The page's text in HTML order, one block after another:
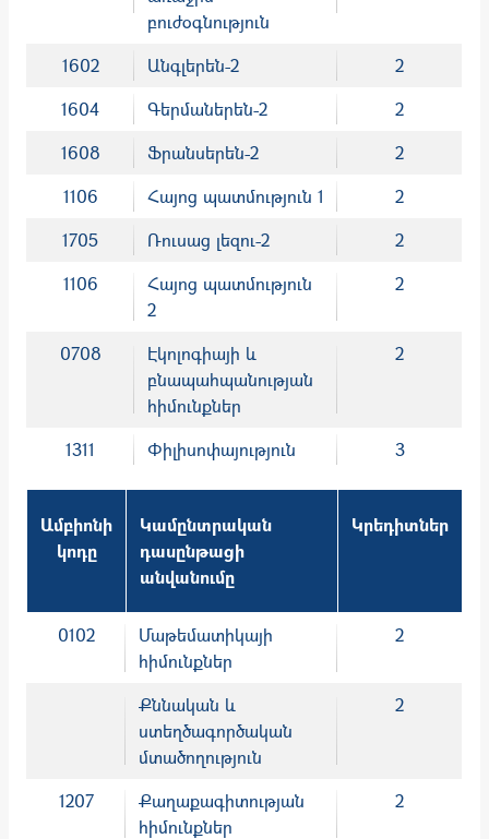
բուժօգնություն
1602 Անգլերեն-2
2
1604
Գերմաներեն-2
2
1608
Ֆրանսերեն-2
2
1106
Հայոց պատմություն 1
2
1705
Ռուսաց լեզու-2
2
1106
Հայոց պատմություն
2
2
0708
Էկոլոգիայի և
բնապահպանության
հիմունքներ
2
1311 Փիլիսոփայություն 3
Ամբիոնի
կոդը
Կամընտրական
դասընթացի
անվանումը
Կրեդիտներ
0102
Մաթեմատիկայի
հիմունքներ
2
Քննական և
ստեղծագործական
մտածողություն
2
1207
Քաղաքագիտության
հիմունքներ
2